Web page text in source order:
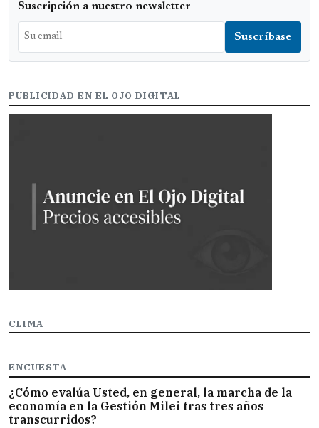
Suscripción a nuestro newsletter
PUBLICIDAD EN EL OJO DIGITAL
CLIMA
ENCUESTA
¿Cómo evalúa Usted, en general, la marcha de la
economía en la Gestión Milei tras tres años
transcurridos?